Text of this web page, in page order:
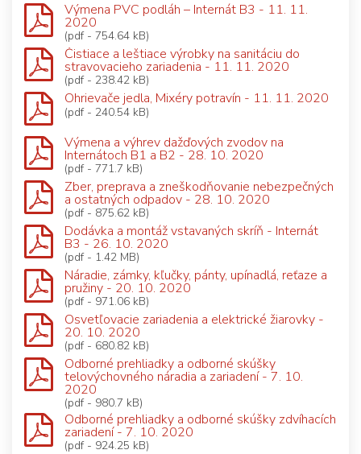
Výmena PVC podláh – Internát B3 - 11. 11.
2020
(pdf - 754.64 kB)
Čistiace a leštiace výrobky na sanitáciu do
stravovacieho zariadenia - 11. 11. 2020
(pdf - 238.42 kB)
Ohrievače jedla, Mixéry potravín - 11. 11. 2020
(pdf - 240.54 kB)
Výmena a výhrev dažďových zvodov na
Internátoch B1 a B2 - 28. 10. 2020
(pdf - 771.7 kB)
Zber, preprava a zneškodňovanie nebezpečných
a ostatných odpadov - 28. 10. 2020
(pdf - 875.62 kB)
Dodávka a montáž vstavaných skríň - Internát
B3 - 26. 10. 2020
(pdf - 1.42 MB)
Náradie, zámky, kľučky, pánty, upínadlá, reťaze a
pružiny - 20. 10. 2020
(pdf - 971.06 kB)
Osvetľovacie zariadenia a elektrické žiarovky -
20. 10. 2020
(pdf - 680.82 kB)
Odborné prehliadky a odborné skúšky
telovýchovného náradia a zariadení - 7. 10.
2020
(pdf - 980.7 kB)
Odborné prehliadky a odborné skúšky zdvíhacích
zariadení - 7. 10. 2020
(pdf - 924.25 kB)